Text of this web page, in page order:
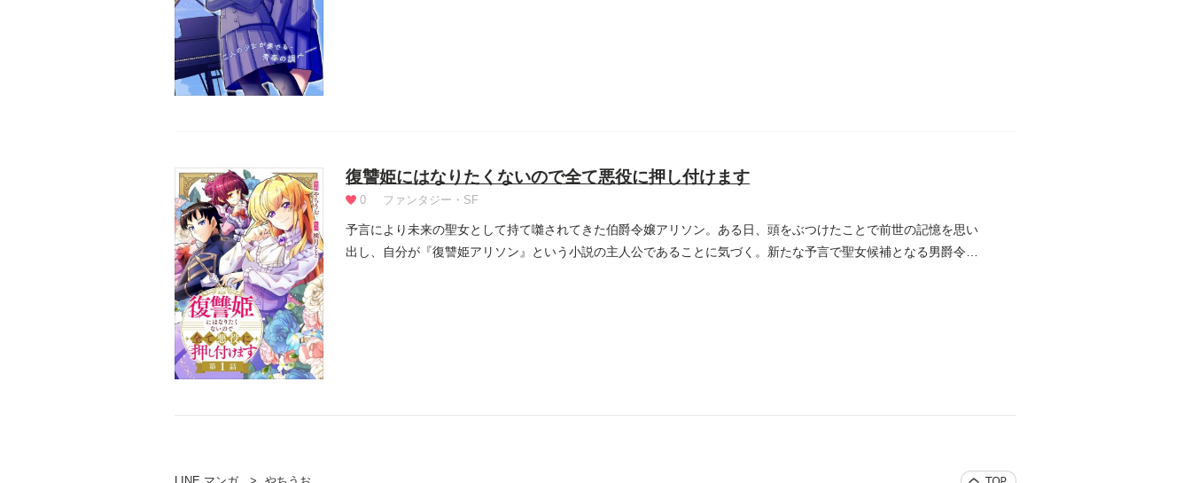
復讐姫にはなりたくないので全て悪役に押し付けます
0 ファンタジー・SF
予言により未来の聖女として持て囃されてきた伯爵令嬢アリソン。ある日、頭をぶつけたことで前世の記憶を思い
出し、自分が『復讐姫アリソン』という小説の主人公であることに気づく。新たな予言で聖女候補となる男爵令嬢